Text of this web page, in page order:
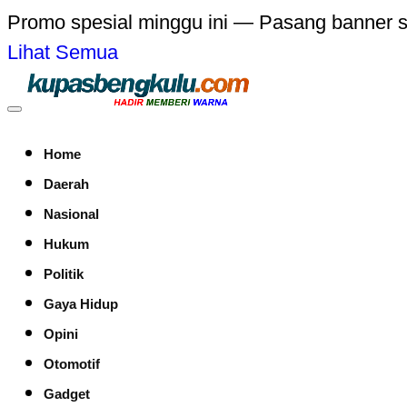
Promo spesial minggu ini — Pasang banner
Lihat Semua
Home
Daerah
Nasional
Hukum
Politik
Gaya Hidup
Opini
Otomotif
Gadget